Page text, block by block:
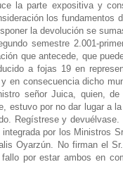
la parte expositiva y
los fundamentos
la devolución se
semestre 2.001-
que antecede, que
a fojas 19 en
en consecuencia dicho
señor Juica, quien,
estuvo por no dar lugar a
Regístrese y
por los Ministros
Oyarzún. No firman el
por estar ambos en